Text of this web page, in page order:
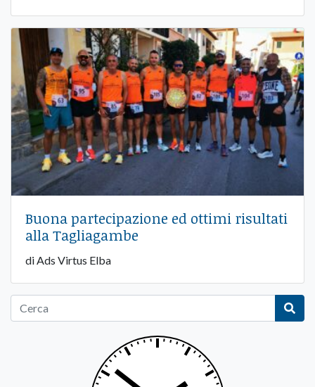
Buona partecipazione ed ottimi risultati
alla Tagliagambe
di Ads Virtus Elba